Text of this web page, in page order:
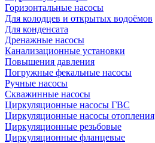
Горизонтальные насосы
Для колодцев и открытых водоёмов
Для конденсата
Дренажные насосы
Канализационные установки
Повышения давления
Погружные фекальные насосы
Ручные насосы
Скважинные насосы
Циркуляционные насосы ГВС
Циркуляционные насосы отопления
Циркуляционные резьбовые
Циркуляционные фланцевые